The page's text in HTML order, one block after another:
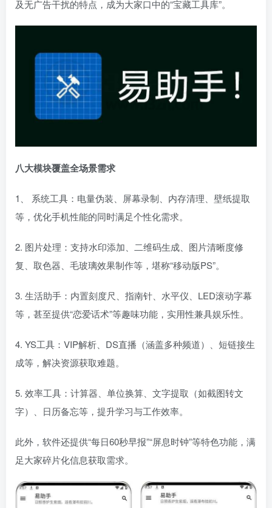
及无广告干扰的特点，成为大家口中的“宝藏工具库”。
八大模块覆盖全场景需求
1、 系统工具：电量伪装、屏幕录制、内存清理、壁纸提取
等，优化手机性能的同时满足个性化需求。
2. 图片处理：支持水印添加、二维码生成、图片清晰度修
复、取色器、毛玻璃效果制作等，堪称“移动版PS”。
3. 生活助手：内置刻度尺、指南针、水平仪、LED滚动字幕
等，甚至提供“恋爱话术”等趣味功能，实用性兼具娱乐性。
4. YS工具：VIP解析、DS直播（涵盖多种频道）、短链接生
成等，解决资源获取难题。
5. 效率工具：计算器、单位换算、文字提取（如截图转文
字）、日历备忘等，提升学习与工作效率。
此外，软件还提供“每日60秒早报”“屏息时钟”等特色功能，满
足大家碎片化信息获取需求。